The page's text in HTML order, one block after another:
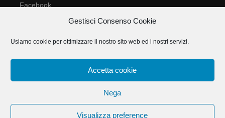
Gestisci Consenso Cookie
Usiamo cookie per ottimizzare il nostro sito web ed i nostri servizi.
Accetta cookie
Nega
Visualizza preference
Facebook
Twitter